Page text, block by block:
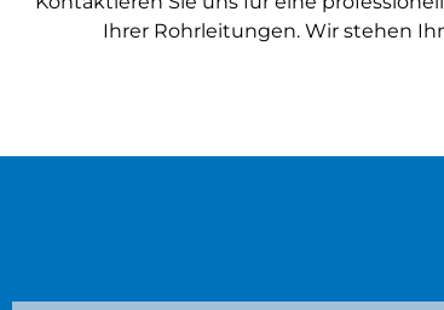
Ihrer Rohrleitungen. Wir stehen